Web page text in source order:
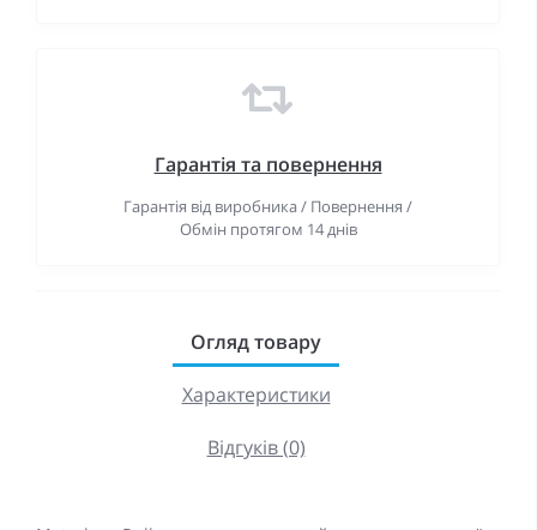
Гарантiя та повернення
Гарантія від виробника / Повернення /
Обмін протягом 14 днів
Огляд товару
Характеристики
Відгуків (0)